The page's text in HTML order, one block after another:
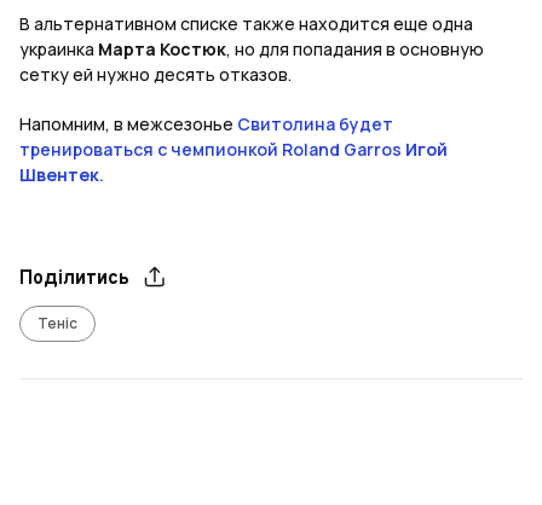
В альтернативном списке также находится еще одна
украинка Марта Костюк, но для попадания в основную
сетку ей нужно десять отказов.
Напомним, в межсезонье Свитолина будет
тренироваться с чемпионкой Roland Garros Игой
Швентек.
Поділитись
Теніс